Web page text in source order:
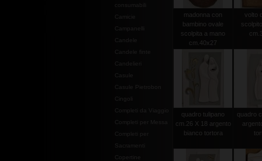
Campanelli
Candele
Candele finte
Candelieri
Casule
Casule Pietrobon
Cingoli
Completi da Viaggio
Completi per Messa
Completi per
Sacramenti
Copertine
madonna con
bambino ovale
scolpita a mano
cm.40x27
volto
quadro tulipano
cm.26 X 18 argento
bianco tortora
quadro